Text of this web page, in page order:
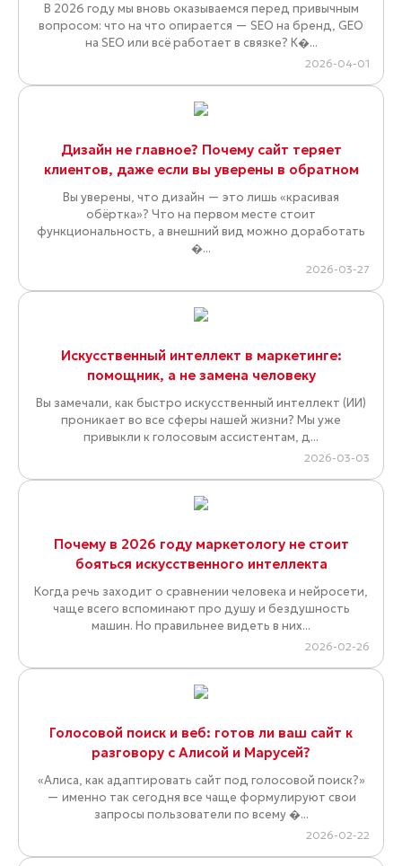
В 2026 году мы вновь оказываемся перед привычным
вопросом: что на что опирается — SEO на бренд, GEO
на SEO или всё работает в связке? К�...
2026-04-01
Дизайн не главное? Почему сайт теряет
клиентов, даже если вы уверены в обратном
Вы уверены, что дизайн — это лишь «красивая
обёртка»? Что на первом месте стоит
функциональность, а внешний вид можно доработать
�...
2026-03-27
Искусственный интеллект в маркетинге:
помощник, а не замена человеку
Вы замечали, как быстро искусственный интеллект (ИИ)
проникает во все сферы нашей жизни? Мы уже
привыкли к голосовым ассистентам, д...
2026-03-03
Почему в 2026 году маркетологу не стоит
бояться искусственного интеллекта
Когда речь заходит о сравнении человека и нейросети,
чаще всего вспоминают про душу и бездушность
машин. Но правильнее видеть в них...
2026-02-26
Голосовой поиск и веб: готов ли ваш сайт к
разговору с Алисой и Марусей?
«Алиса, как адаптировать сайт под голосовой поиск?»
— именно так сегодня все чаще формулируют свои
запросы пользователи по всему �...
2026-02-22